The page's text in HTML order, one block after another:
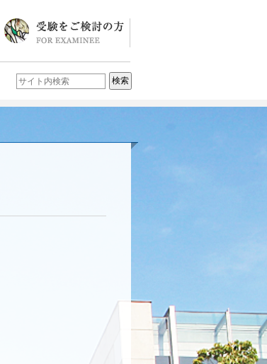
学校説明会・イベント一覧
入試要項・入試結果
Q&A
お問い合わせ
学校案内パンフレット